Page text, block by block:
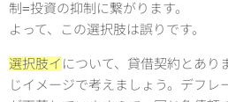
制=投資の抑制に繋がります。
よって、この選択肢は誤りです。
選択肢イ について、貸借契約とあり
じイメージで考えましょう。デフレ